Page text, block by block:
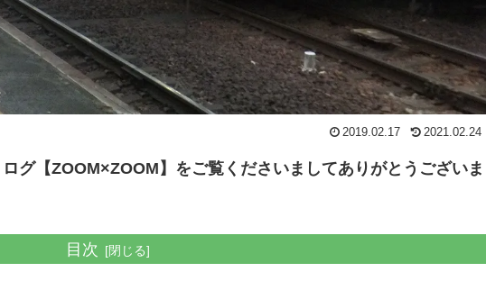
2019.02.17 2021.02.24
グ【ZOOM×ZOOM】をご覧くださいましてありがとうございま
目次